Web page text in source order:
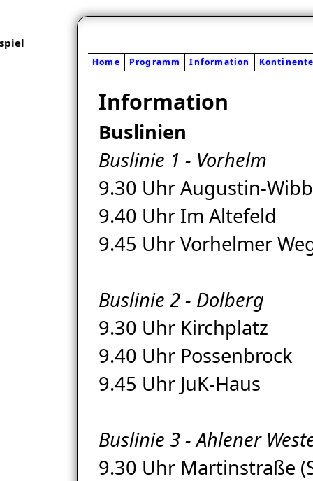
Home Programm Information
Information
Buslinien
Buslinie 1 - Vorhelm
9.30 Uhr Augustin-
9.40 Uhr Im Altefeld
9.45 Uhr Vorhelmer
Buslinie 2 - Dolberg
9.30 Uhr Kirchplatz
9.40 Uhr Possenbrock
9.45 Uhr JuK-Haus
Buslinie 3 - Ahlener
9.30 Uhr Martinstraße